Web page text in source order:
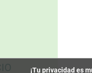
¡Tu privacidad es